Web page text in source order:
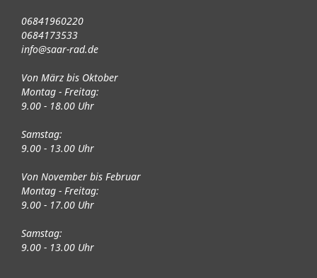
06841960220
0684173533
info@saar-rad.de
Von März bis Oktober
Montag - Freitag:
9.00 - 18.00 Uhr
Samstag:
9.00 - 13.00 Uhr
Von November bis Februar
Montag - Freitag:
9.00 - 17.00 Uhr
Samstag:
9.00 - 13.00 Uhr